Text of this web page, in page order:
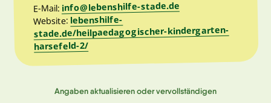
Kontakt
E-Mail: info@lebenshilfe-stade.de
Website: lebenshilfe-
stade.de/heilpaedagogischer-kindergarten-
harsefeld-2/
Angaben aktualisieren oder vervollständigen